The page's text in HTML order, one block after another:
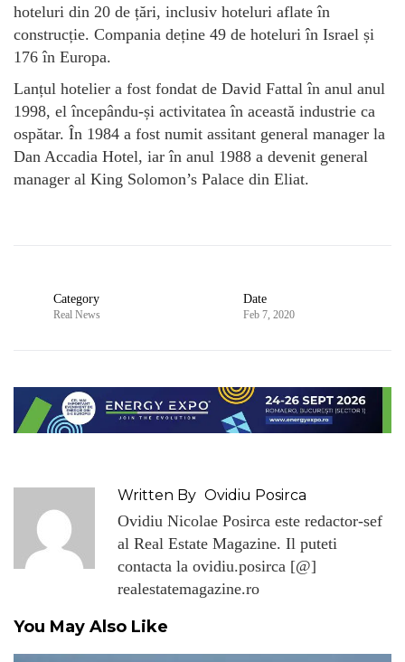
hoteluri din 20 de țări, inclusiv hoteluri aflate în
construcție. Compania deține 49 de hoteluri în Israel și
176 în Europa.
Lanțul hotelier a fost fondat de David Fattal în anul anul
1998, el începându-și activitatea în această industrie ca
ospătar. În 1984 a fost numit assitant general manager la
Dan Accadia Hotel, iar în anul 1988 a devenit general
manager al King Solomon’s Palace din Eliat.
Category
Real News
Date
Feb 7, 2020
Written By Ovidiu Posirca
Ovidiu Nicolae Posirca este redactor-sef
al Real Estate Magazine. Il puteti
contacta la ovidiu.posirca [@]
realestatemagazine.ro
You May Also Like